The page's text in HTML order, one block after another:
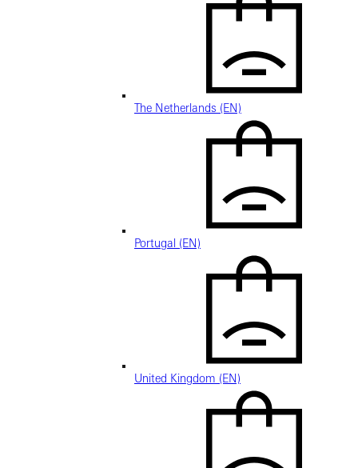
The Netherlands (EN)
Portugal (EN)
United Kingdom (EN)